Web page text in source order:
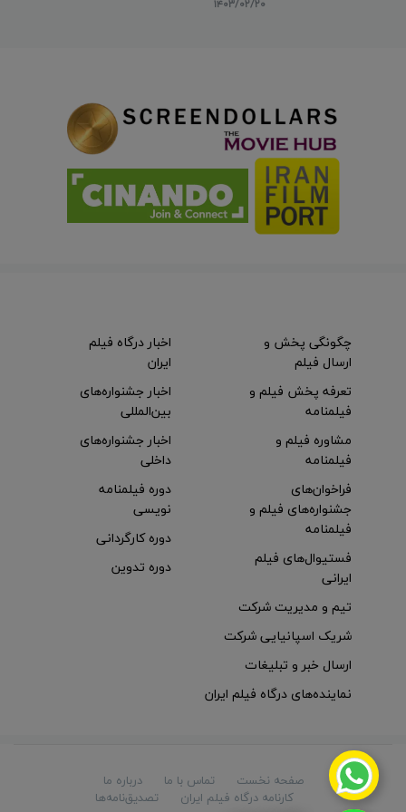
۱۴۰۳/۰۲/۲۰
چگونگی پخش و
ارسال فیلم
تعرفه پخش فیلم و
فیلمنامه
مشاوره فیلم و
فیلمنامه
اخبار درگاه فیلم
ایران
اخبار جشنواره‌های
بین‌المللی
اخبار جشنواره‌های
داخلی
فراخوان‌های
جشنواره‌های فیلم و
فیلمنامه
فستیوال‌های فیلم
ایرانی
دوره فیلمنامه
نویسی
دوره کارگردانی
دوره تدوین
تیم و مدیریت شرکت
شریک اسپانیایی شرکت
ارسال خبر و تبلیغات
نماینده‌های درگاه فیلم ایران
صفحه نخست تماس با ما
درباره ما
کارنامه درگاه فیلم ایران
تصدیق‌نامه‌ها